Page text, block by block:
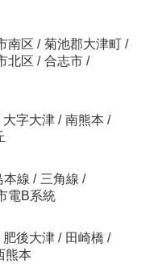
南区 / 菊池郡大津町 /
北区 / 合志市 /
大字大津 / 南熊本 /
本線 / 三角線 /
電B系統
肥後大津 / 田崎橋 /
熊本